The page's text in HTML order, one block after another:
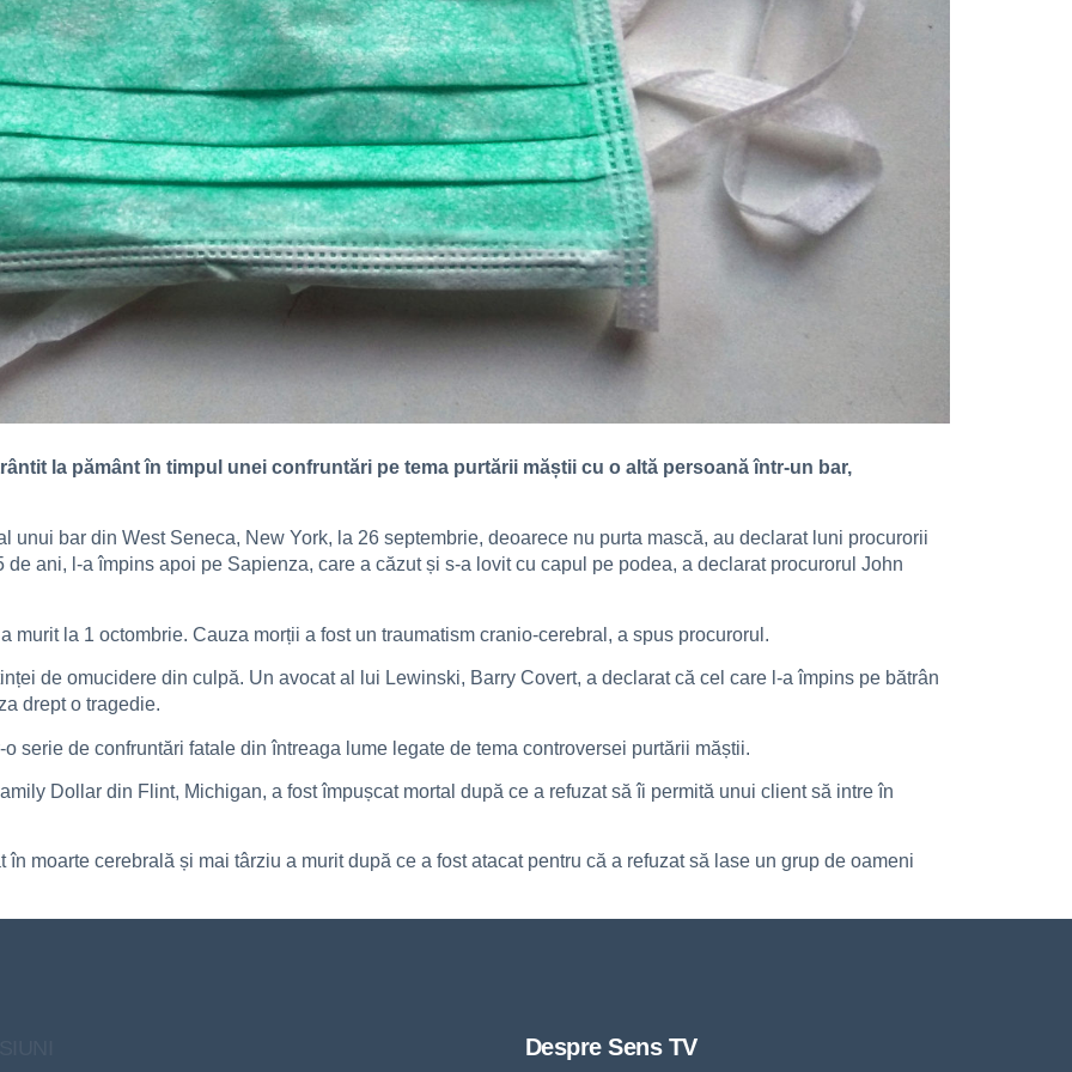
la pământ în timpul unei confruntări pe tema purtării măștii cu o altă persoană într-un bar,
unui bar din West Seneca, New York, la 26 septembrie, deoarece nu purta mască, au declarat luni procurorii
ani, l-a împins apoi pe Sapienza, care a căzut și s-a lovit cu capul pe podea, a declarat procurorul John
murit la 1 octombrie. Cauza morții a fost un traumatism cranio-cerebral, a spus procurorul.
de omucidere din culpă. Un avocat al lui Lewinski, Barry Covert, a declarat că cel care l-a împins pe bătrân
drept o tragedie.
serie de confruntări fatale din întreaga lume legate de tema controversei purtării măștii.
Dollar din Flint, Michigan, a fost împușcat mortal după ce a refuzat să îi permită unui client să intre în
moarte cerebrală și mai târziu a murit după ce a fost atacat pentru că a refuzat să lase un grup de oameni
Despre Sens TV